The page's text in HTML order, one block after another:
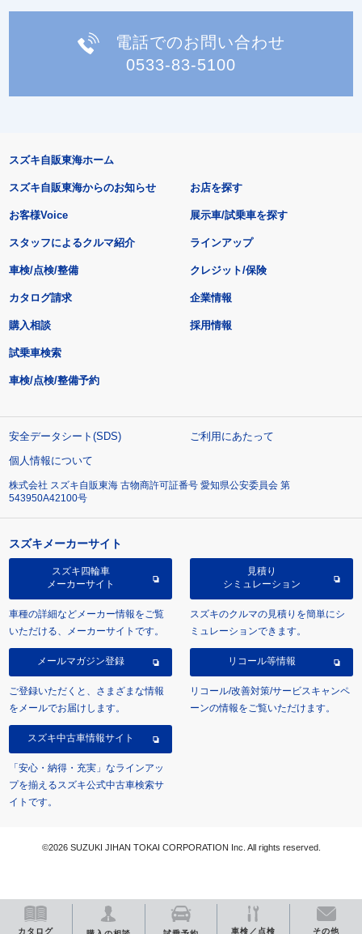
電話でのお問い合わせ
0533-83-5100
カタログ 車検／点検 その他
スズキ自販東海ホーム
スズキ自販東海からのお知らせ
お客様Voice
スタッフによるクルマ紹介
お店を探す
展示車/試乗車を探す
ラインアップ
車検/点検/整備 クレジット/保険
カタログ請求
購入相談
試乗車検索
車検/点検/整備予約
企業情報
採用情報
安全データシート(SDS)
ご利用にあたって
個人情報について
株式会社 スズキ自販東海 古物商許可証番号 愛知県公安委員会 第
543950A42100号
スズキメーカーサイト
スズキ四輪車
メーカーサイト
車種の詳細などメーカー情報をご覧
いただける、メーカーサイトです。
見積り
シミュレーション
スズキのクルマの見積りを簡単にシ
ミュレーションできます。
メールマガジン登録
ご登録いただくと、さまざまな情報
をメールでお届けします。
リコール等情報
リコール/改善対策/サービスキャンペ
ーンの情報をご覧いただけます。
スズキ中古車情報サイト
「安心・納得・充実」なラインアッ
プを揃えるスズキ公式中古車検索サ
イトです。
©2026 SUZUKI JIHAN TOKAI CORPORATION Inc. All rights reserved.